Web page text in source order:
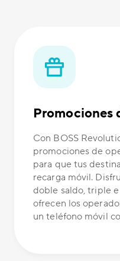
Promociones
Con BOSS
promociones de
para que tus
recarga móvil.
doble saldo, triple
ofrecen los
un teléfono móvil